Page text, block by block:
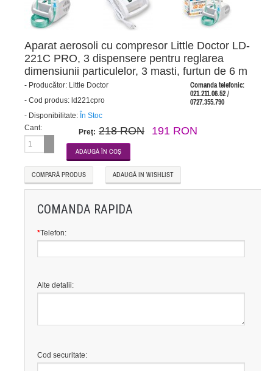
Aparat aerosoli cu compresor Little Doctor LD-
221C PRO, 3 dispensere pentru reglarea
dimensiunii particulelor, 3 masti, furtun de 6 m
Comanda telefonic:
021.211.06.52 /
0727.355.790
- Producător: Little Doctor
- Cod produs: ld221cpro
- Disponibilitate: În Stoc
Cant:
Preţ: 218 RON 191 RON
COMPARĂ PRODUS ADAUGĂ IN WISHLIST
COMANDA RAPIDA
*Telefon:
Alte detalii:
Cod securitate: